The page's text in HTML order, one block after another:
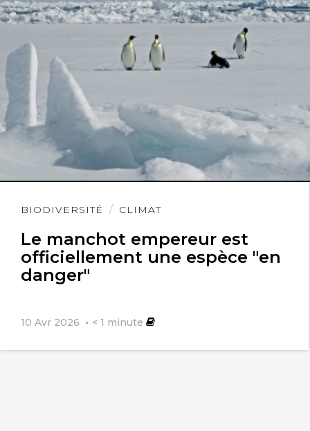
BIODIVERSITÉ CLIMAT
Le manchot empereur est
officiellement une espèce "en
danger"
10 Avr 2026 < 1 minute
Lire